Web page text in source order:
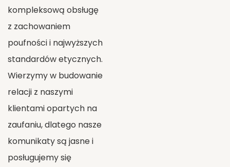
kompleksową obsługę
z zachowaniem
poufności i najwyższych
standardów etycznych.
Wierzymy w budowanie
relacji z naszymi
klientami opartych na
zaufaniu, dlatego nasze
komunikaty są jasne i
posługujemy się